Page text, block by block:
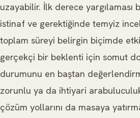
uzayabilir. İlk derece yargılaması
istinaf ve gerektiğinde temyiz
toplam süreyi belirgin biçimde
gerçekçi bir beklenti için somut
durumunu en baştan
zorunlu ya da ihtiyari
çözüm yollarını da masaya